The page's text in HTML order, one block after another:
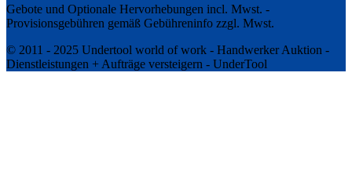
Gebote und Optionale Hervorhebungen incl. Mwst. -
Provisionsgebühren gemäß Gebühreninfo zzgl. Mwst.
© 2011 - 2025 Undertool world of work - Handwerker Auktion -
Dienstleistungen + Aufträge versteigern - UnderTool